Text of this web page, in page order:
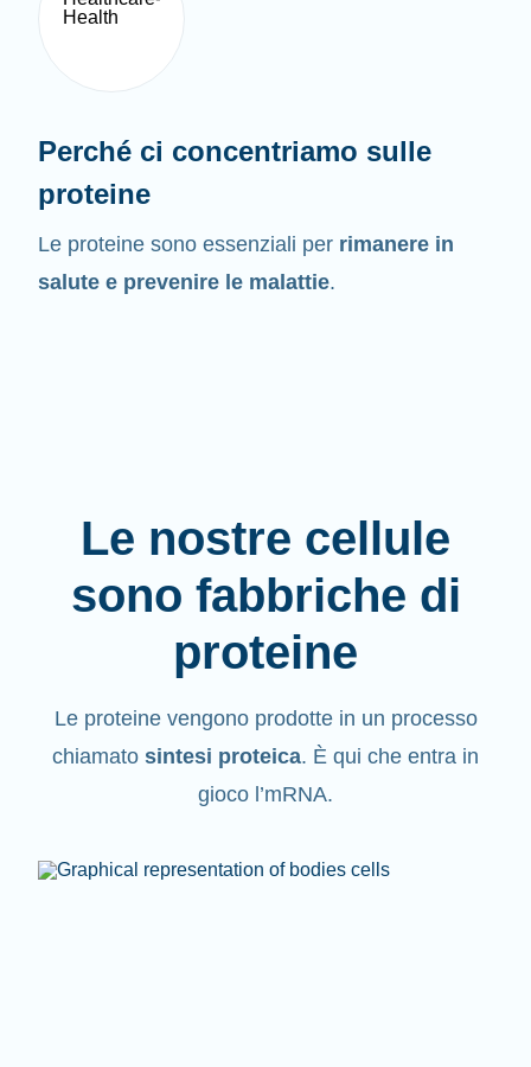
Perché ci concentriamo sulle
proteine
Le proteine sono essenziali per rimanere in
salute e prevenire le malattie.
Le nostre cellule
sono fabbriche di
proteine
Le proteine vengono prodottein un processo
chiamato sintesi proteica. È qui che entra in
gioco l’mRNA.